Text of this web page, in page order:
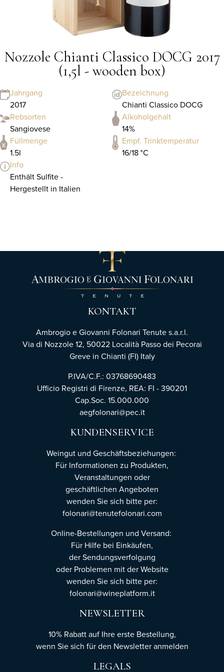
Nozzole Chianti Classico DOCG 2017
(1,5l - wooden box)
Jahrgang
2017
Bezeichnung
Chianti Classico DOCG
Rebsorten
Sangiovese
Alkoholgehalt
14%
Füllmenge
1.5l
Empf. Trinktemperatur
16/18 °C
Info
Enthält Sulfite -
Hergestellt in Italien
KONTAKT
Ambrogio e Giovanni Folonari Tenute s.a.r.l.
Via di Nozzole 12, 50022 Località Passo dei Pecorai
Greve in Chianti (FI) Italy
P.IVA/C.F.: 03768690483
Ufficio Registri di Firenze, REA: FI - 390201
Cap.Soc. 15.000.000
aegfolonari@pec.it
KUNDENSERVICE
Weingut und Geschäftsbeziehungen:
Für Informationen zu Produkten,
Veranstaltungen oder
geschäftlichen Angeboten
wenden Sie sich bitte per:
folonari@tenutefolonari.com
Online-Bestellungen und Versand:
Für Hilfe bei Einkäufen,
der Sendungsverfolgung
oder Problemen mit der Website
wenden Sie sich bitte per:
folonari@wineplatform.it
NEWSLETTER
10% Rabatt auf Ihre erste Bestellung,
wenn Sie sich für den Newsletteranmelden
LEGALS